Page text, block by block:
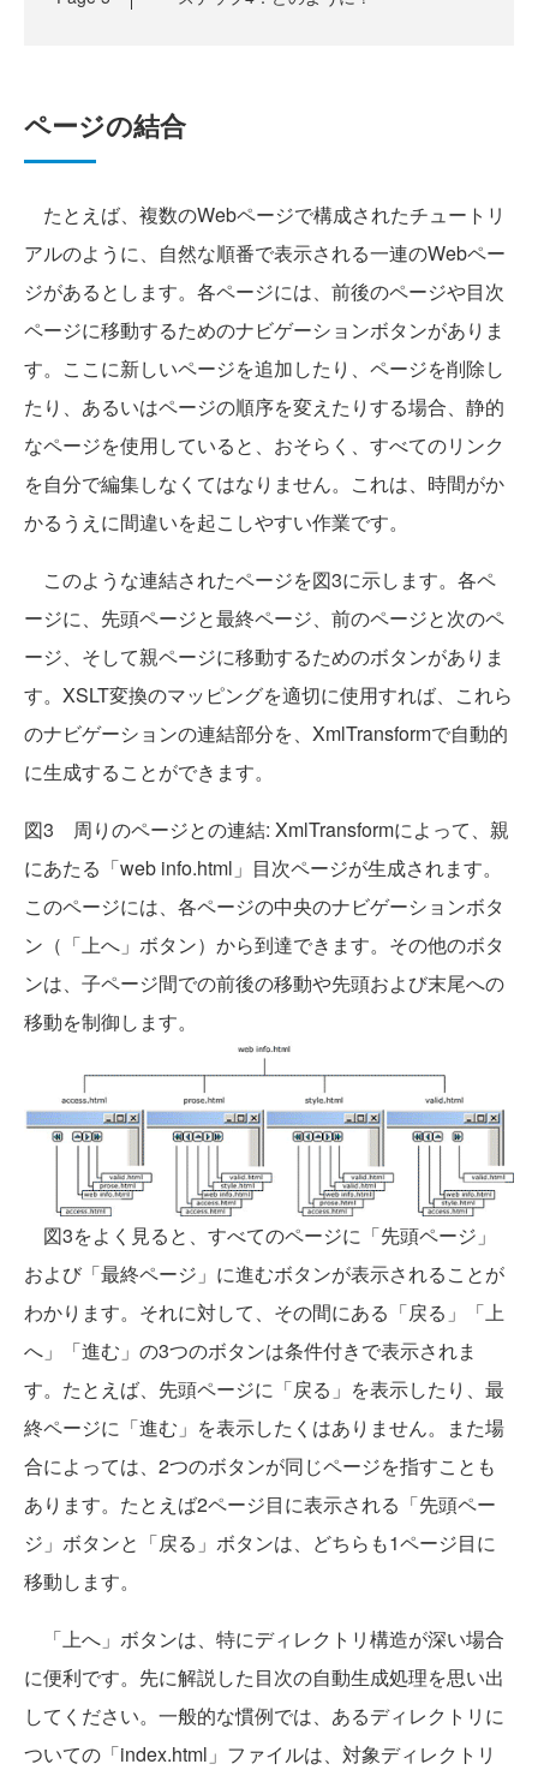
ページの結合
たとえば、複数のWebページで構成されたチュートリ
アルのように、自然な順番で表示される一連のWebペー
ジがあるとします。各ページには、前後のページや目次
ページに移動するためのナビゲーションボタンがありま
す。ここに新しいページを追加したり、ページを削除し
たり、あるいはページの順序を変えたりする場合、静的
なページを使用していると、おそらく、すべてのリンク
を自分で編集しなくてはなりません。これは、時間がか
かるうえに間違いを起こしやすい作業です。
このような連結されたページを図3に示します。各ペ
ージに、先頭ページと最終ページ、前のページと次のペ
ージ、そして親ページに移動するためのボタンがありま
す。XSLT変換のマッピングを適切に使用すれば、これら
のナビゲーションの連結部分を、XmlTransformで自動的
に生成することができます。
図3 周りのページとの連結: XmlTransformによって、親
にあたる「web info.html」目次ページが生成されます。
このページには、各ページの中央のナビゲーションボタ
ン（「上へ」ボタン）から到達できます。その他のボタ
ンは、子ページ間での前後の移動や先頭および末尾への
移動を制御します。
図3をよく見ると、すべてのページに「先頭ページ」
および「最終ページ」に進むボタンが表示されることが
わかります。それに対して、その間にある「戻る」「上
へ」「進む」の3つのボタンは条件付きで表示されま
す。たとえば、先頭ページに「戻る」を表示したり、最
終ページに「進む」を表示したくはありません。また場
合によっては、2つのボタンが同じページを指すことも
あります。たとえば2ページ目に表示される「先頭ペー
ジ」ボタンと「戻る」ボタンは、どちらも1ページ目に
移動します。
「上へ」ボタンは、特にディレクトリ構造が深い場合
に便利です。先に解説した目次の自動生成処理を思い出
してください。一般的な慣例では、あるディレクトリに
ついての「index.html」ファイルは、対象ディレクトリ